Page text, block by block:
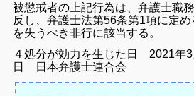
被懲戒者の上記行為は、弁護士職
反し、弁護士法第56条第1項に定
を失うべき非行に該当する。
４処分が効力を生じた日 2021年3
日 日本弁護士連合会